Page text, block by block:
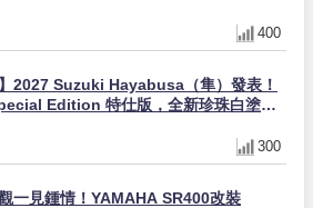
400
】2027 Suzuki Hayabusa（隼）發表！
Edition 特仕版，全新珍珠白塗裝
300
一見鍾情！YAMAHA SR400改裝